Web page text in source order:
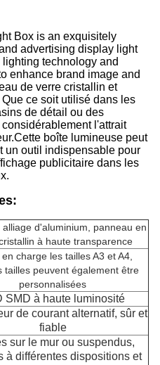
Box is an exquisitely
advertising display light
technology and
enhance brand image and
de verre cristallin et
ce soit utilisé dans les
de détail ou des
l'attrait
Cette boîte lumineuse peut
un outil indispensable pour
publicitaire dans les
d'aluminium, panneau en
à haute transparence
charge les tailles A3 et A4,
tailles peuvent également être
personnalisées
SMD à haute luminosité
de courant alternatif, sûr et
fiable
sur le mur ou suspendus,
à différentes dispositions et